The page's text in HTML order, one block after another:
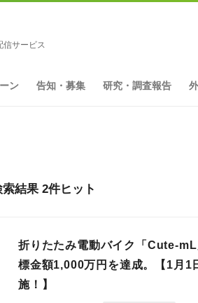
信サービス
ン 告知・募集 研究・調査報告
結果 2件ヒット
折りたたみ電動バイク「Cute-
標金額1,000万円を達成。【1月1
施！】